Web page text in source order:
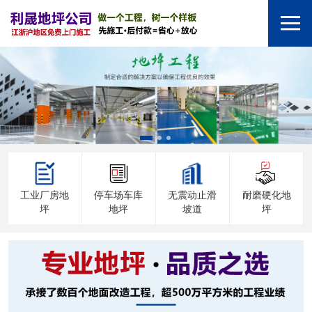
工业厂房地
坪
停车场车库
地坪
无震动止滑
坡道
耐磨硬化地
坪